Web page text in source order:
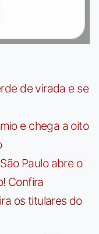
de virada e se
e chega a oito
Paulo abre o
Confira
os titulares do